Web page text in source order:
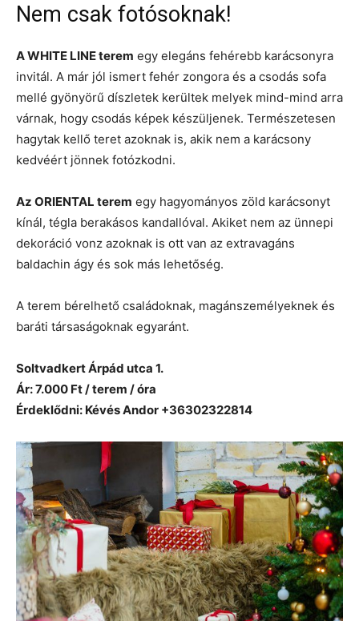
Nem csak fotósoknak!
A WHITE LINE terem egy elegáns fehérebb karácsonyra
invitál. A már jól ismert fehér zongora és a csodás sofa
mellé gyönyörű díszletek kerültek melyek mind-mind arra
várnak, hogy csodás képek készüljenek. Természetesen
hagytak kellő teret azoknak is, akik nem a karácsony
kedvéért jönnek fotózkodni.
Az ORIENTAL terem egy hagyományos zöld karácsonyt
kínál, tégla berakásos kandallóval. Akiket nem az ünnepi
dekoráció vonz azoknak is ott van az extravagáns
baldachin ágy és sok más lehetőség.
A terem bérelhető családoknak, magánszemélyeknek és
baráti társaságoknak egyaránt.
Soltvadkert Árpád utca 1.
Ár: 7.000 Ft / terem / óra
Érdeklődni: Kévés Andor +36302322814